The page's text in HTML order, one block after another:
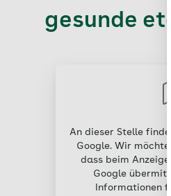
gesunde
An dieser Stelle
Google. Wir
dass beim
Google
Informationen